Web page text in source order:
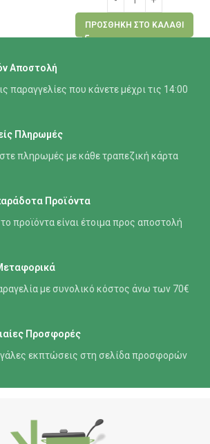
ΠΡΟΣΘΉΚΗ ΣΤΟ ΚΑΛΆΘΙ
Αποστολή
παραγγελίες που κάνετε μέχρι τις 14:00
Πληρωμές
πληρωμές με κάθε τραπεζική κάρτα
Προϊόντα
προϊόντα είναι έτοιμα προς αποστολή
με συνολικό κόστος άνω των 70€
Προσφορές
εκπτώσεις στη σελίδα προσφορών